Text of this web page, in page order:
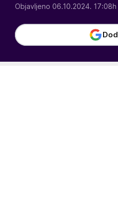
Objavljeno 06.10.2024. 17:08h